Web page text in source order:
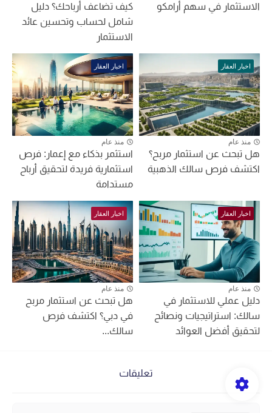
الاستثمار في سهم أرامكو
كيف تضاعف أرباحك؟ دليل
شامل لحساب وتحسين عائد
الاستثمار
اخبار العقار
منذ عام
هل تبحث عن استثمار مربح؟
اكتشف فرص سالك الذهبية
اخبار العقار
منذ عام
استثمر بذكاء مع إعمار: فرص
استثمارية فريدة لتحقيق أرباح
مستدامة
اخبار العقار
منذ عام
دليل عملي للاستثمار في
سالك: استراتيجيات ونصائح
لتحقيق أفضل العوائد
اخبار العقار
منذ عام
هل تبحث عن استثمار مربح
في دبي؟ اكتشف فرص
سالك...
تعليقات